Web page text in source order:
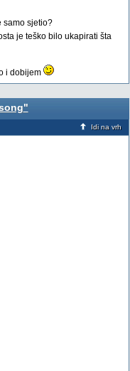
samo sjetio?
je teško bilo ukapirati šta
i dobijem
Idi na vrh